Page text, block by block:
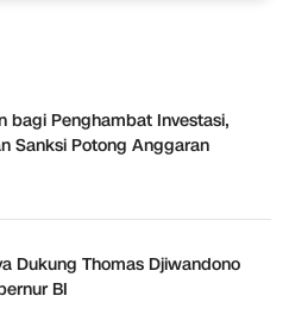
bagi Penghambat Investasi,
Sanksi Potong Anggaran
Dukung Thomas Djiwandono
BI